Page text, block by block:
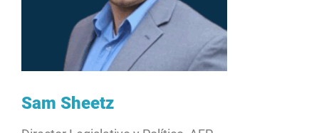
Sam Sheetz